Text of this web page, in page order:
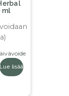
ml
Lue lisää